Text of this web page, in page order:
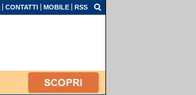
CONTATTI MOBILE RSS